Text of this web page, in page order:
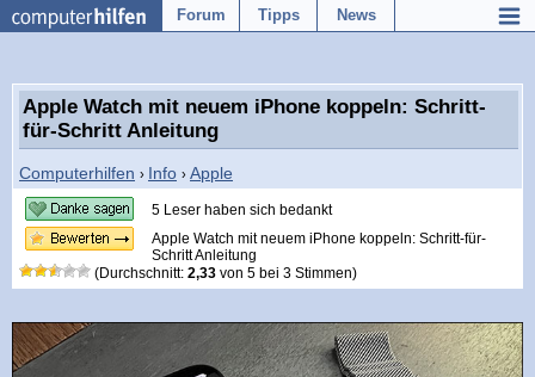
Forum Tipps News
Apple Watch mit neuem iPhone koppeln: Schritt-
für-Schritt Anleitung
Computerhilfen › Info › Apple
5 Leser haben sich bedankt
Apple Watch mit neuem iPhone koppeln: Schritt-für-
Schritt Anleitung
(Durchschnitt: 2,33 von 5 bei 3 Stimmen)